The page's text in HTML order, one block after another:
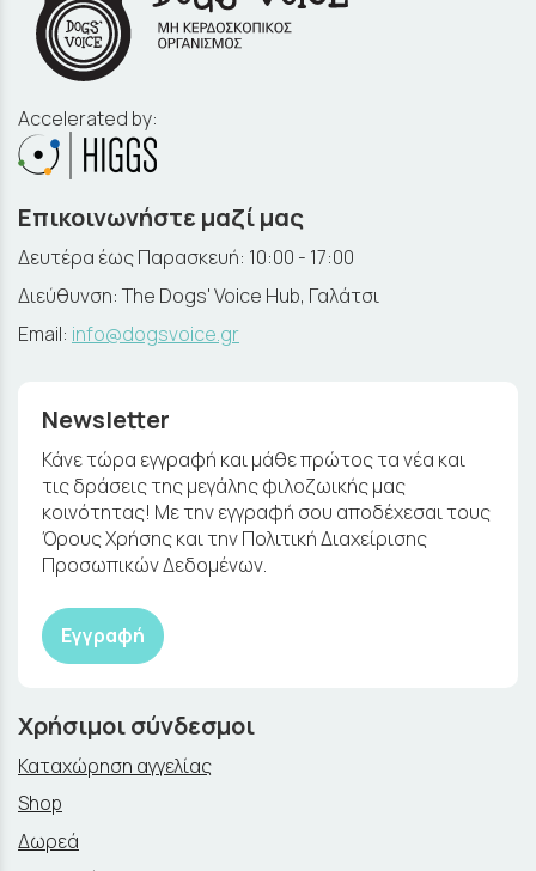
Accelerated by:
Επικοινωνήστε μαζί μας
Δευτέρα έως Παρασκευή: 10:00 - 17:00
Διεύθυνση: The Dogs' Voice Hub, Γαλάτσι
Email: info@dogsvoice.gr
Newsletter
Κάνε τώρα εγγραφή και μάθε πρώτος τα νέα και
τις δράσεις της μεγάλης φιλοζωικής μας
κοινότητας! Με την εγγραφή σου αποδέχεσαι τους
Όρους Χρήσης και την Πολιτική Διαχείρισης
Προσωπικών Δεδομένων.
Εγγραφή
Χρήσιμοι σύνδεσμοι
Καταχώρηση αγγελίας
Shop
Δωρεά